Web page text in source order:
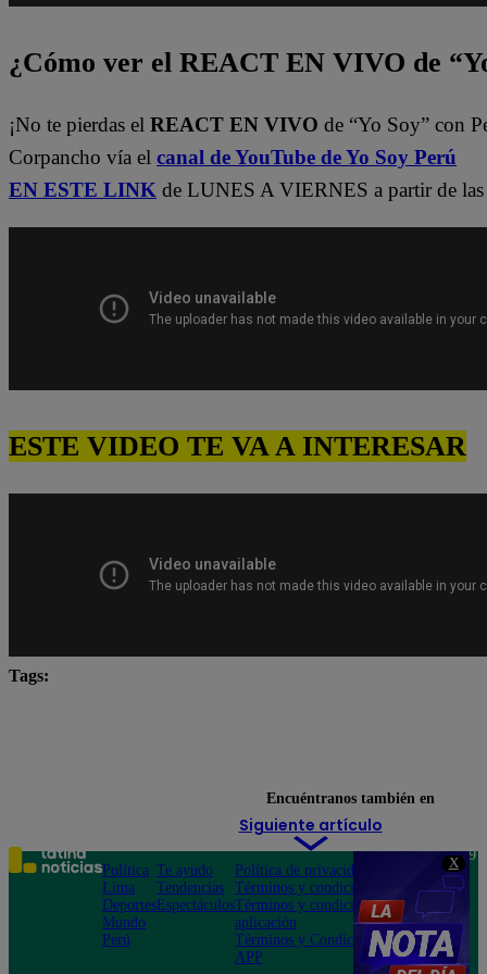
X
¿Cómo ver el REACT EN VIVO de
¡No te pierdas el REACT EN VIVO de “Yo Soy” con
Corpancho vía el canal de YouTube de Yo Soy Perú
EN ESTE LINK de LUNES A VIERNES a partir de
ESTE VIDEO TE VA A INTERESAR
Tags:
Siguiente artículo
Encuéntranos también en
Política
Lima
Deportes
Mundo
Perú
Te ayudo
Tendencias
Espectáculos
Política de privacidad
Términos y condiciones
Términos y condiciones
aplicación
Términos y Condiciones
APP
Teléfono: 219
Av. San
Felipe 968
Jesús María